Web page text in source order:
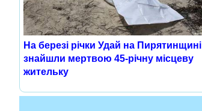
На березі річки Удай на Пирятинщині
знайшли мертвою 45-річну місцеву
жительку